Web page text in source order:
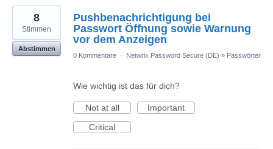
2
gefundene
Ergebnisse
Pushbenachrichtigung bei
Passwort Öffnung sowie Warnung
vor dem Anzeigen
8
Stimmen
Abstimmen
0 Kommentare · Netwrix Password Secure (DE) » Passwörter
Wie wichtig ist das für dich?
Not at all
Important
Critical